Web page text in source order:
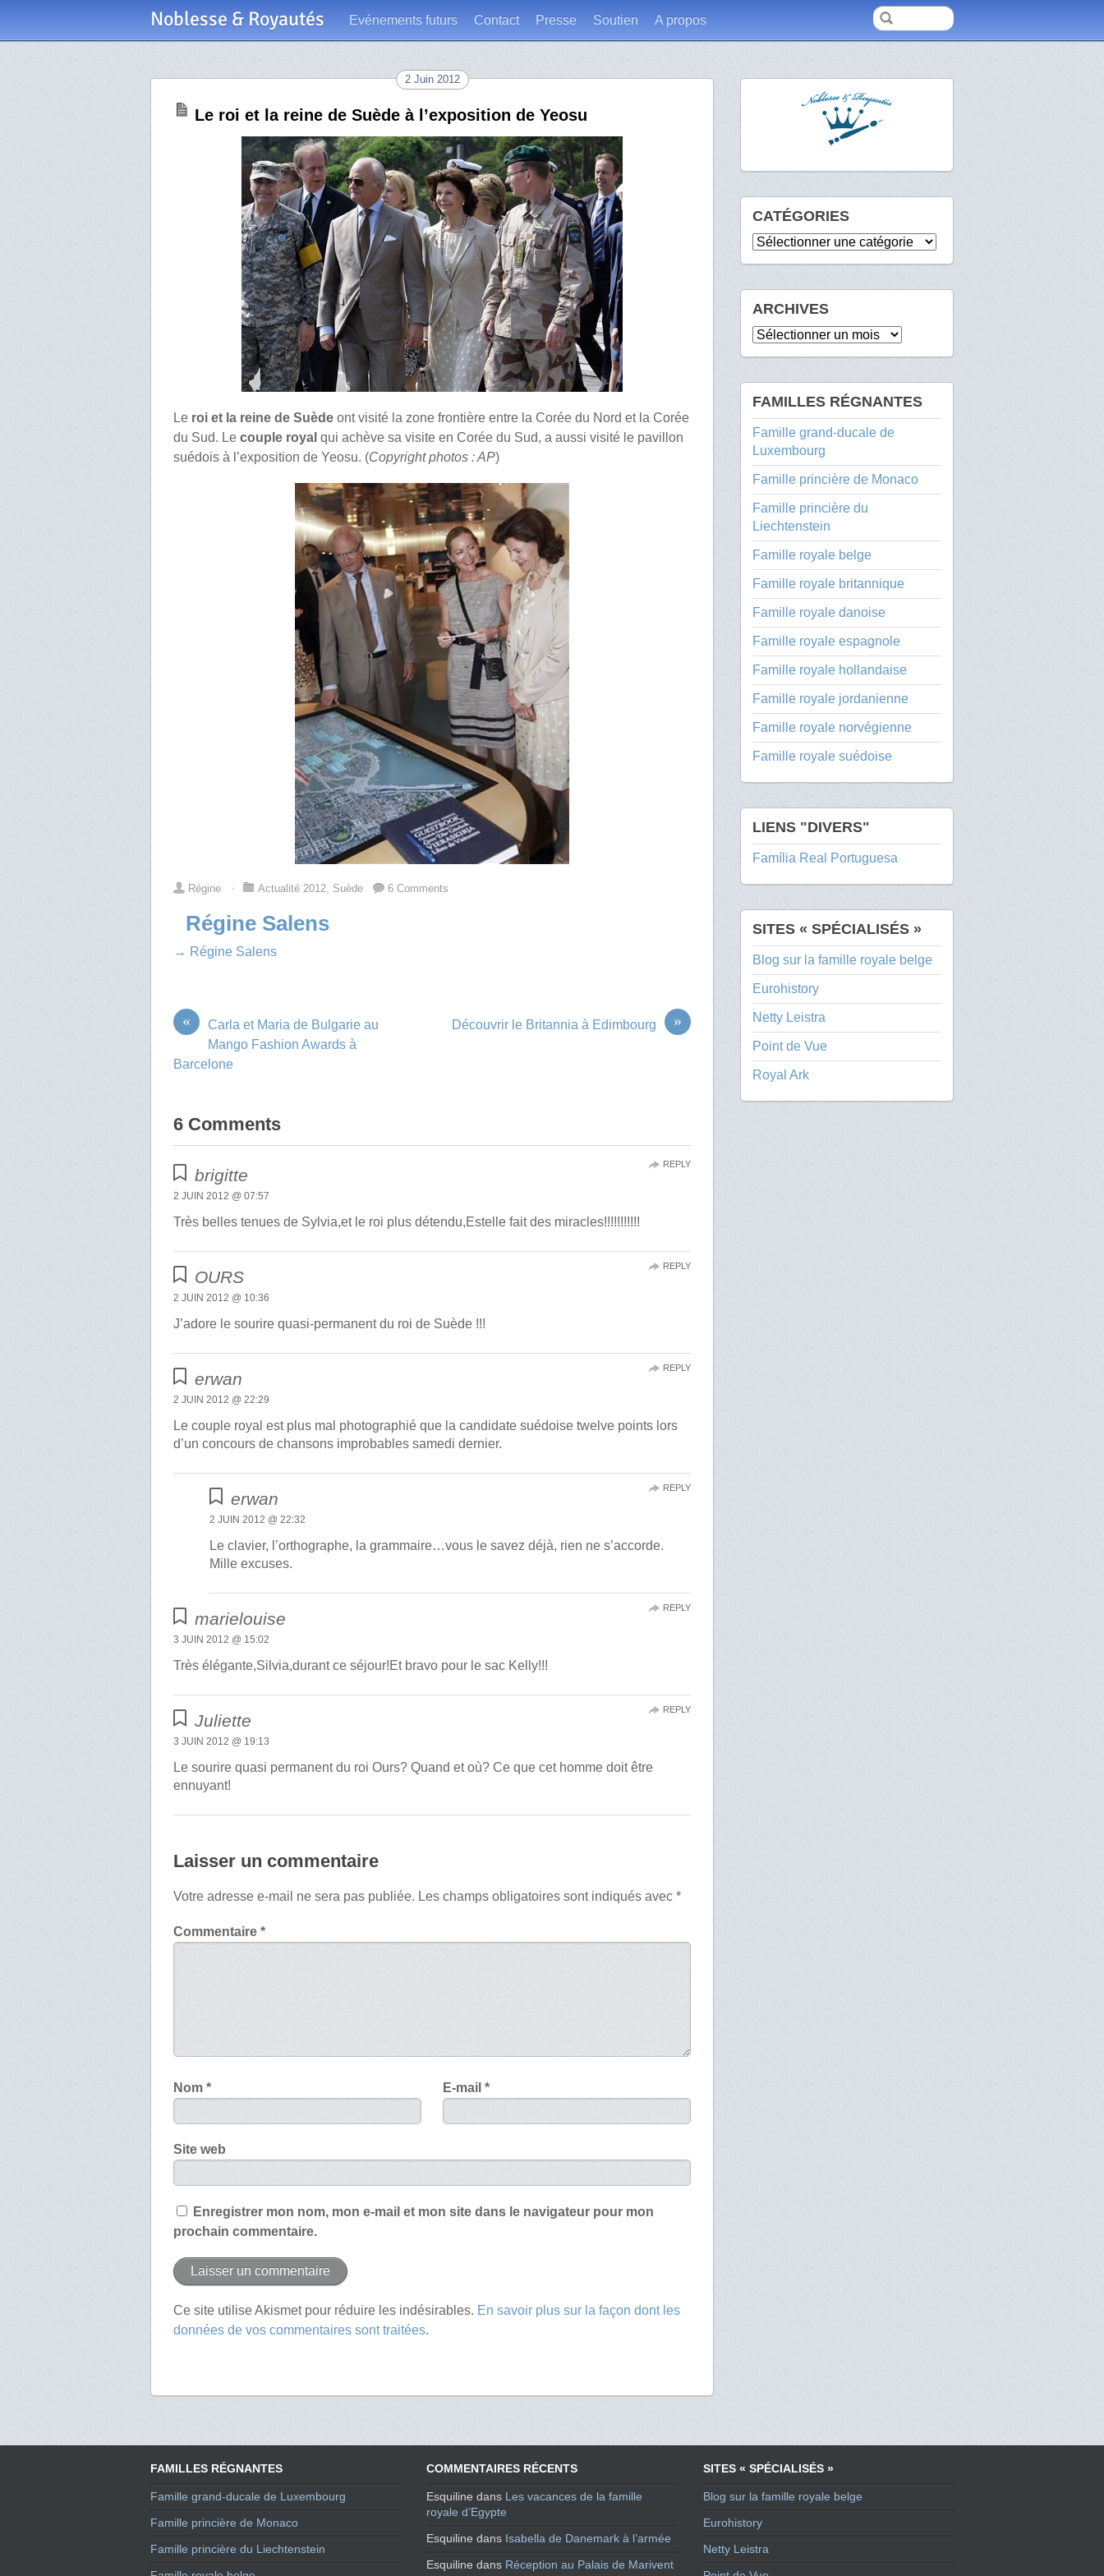
Noblesse & Royautés Evénements futurs Contact Presse Soutien A propos
2 Juin 2012
Le roi et la reine de Suède à l’exposition de Yeosu
Le roi et la reine de Suède ont visité la zone frontière entre la Corée du Nord et la Corée
du Sud. Lecouple royal qui achève sa visite en Corée du Sud, a aussi visité le pavillon
suédois à l’exposition de Yeosu. (Copyright photos : AP)
Régine ⋅ Actualité 2012, Suède 6 Comments
Régine Salens
→ Régine Salens
«
Carla et Maria de Bulgarie au
Mango Fashion Awards à
Barcelone
»
Découvrir le Britannia à Edimbourg
6 Comments
brigitte
2 JUIN 2012 @ 07:57
Très belles tenues de Sylvia,et le roi plus détendu,Estelle fait des miracles!!!!!!!!!!!
REPLY
OURS
2 JUIN 2012 @ 10:36
J’adore le sourire quasi-permanent du roi de Suède !!!
REPLY
erwan
2 JUIN 2012 @ 22:29
Le couple royal est plus mal photographié que la candidate suédoise twelve points lors
d’un concours de chansons improbables samedi dernier.
REPLY
erwan
2 JUIN 2012 @ 22:32
Le clavier, l’orthographe, la grammaire…vous le savez déjà, rien ne s’accorde.
Mille excuses.
REPLY
marielouise
3 JUIN 2012 @ 15:02
Très élégante,Silvia,durant ce séjour!Et bravo pour le sac Kelly!!!
REPLY
Juliette
3 JUIN 2012 @ 19:13
Le sourire quasi permanent du roi Ours? Quand et où? Ce que cet homme doit être
ennuyant!
REPLY
Laisser un commentaire
Votre adresse e-mail ne sera pas publiée. Les champs obligatoires sont indiqués avec*
Commentaire*
Nom* E-mail *
Site web
Enregistrer mon nom, mon e-mail et mon site dans le navigateur pour mon
prochain commentaire.
Ce site utilise Akismet pour réduire les indésirables. En savoir plus sur la façon dont les
données de vos commentaires sont traitées.
CATÉGORIES
Catégories
ARCHIVES
Archives
FAMILLES RÉGNANTES
Famille grand-ducale de
Luxembourg
Famille princière de Monaco
Famille princière du
Liechtenstein
Famille royale belge
Famille royale britannique
Famille royale danoise
Famille royale espagnole
Famille royale hollandaise
Famille royale jordanienne
Famille royale norvégienne
Famille royale suédoise
LIENS "DIVERS"
Família Real Portuguesa
SITES « SPÉCIALISÉS »
Blog sur la famille royale belge
Eurohistory
Netty Leistra
Point de Vue
Royal Ark
FAMILLES RÉGNANTES
Famille grand-ducale de Luxembourg
Famille princière de Monaco
Famille princière du Liechtenstein
COMMENTAIRES RÉCENTS
Esquiline dans Les vacances de la famille
royale d’Egypte
Esquiline dans Isabella de Danemark à l’armée
Esquiline dans Réception au Palais de Marivent
SITES « SPÉCIALISÉS »
Blog sur la famille royale belge
Eurohistory
Netty Leistra